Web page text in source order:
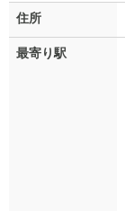
住所
最寄り駅